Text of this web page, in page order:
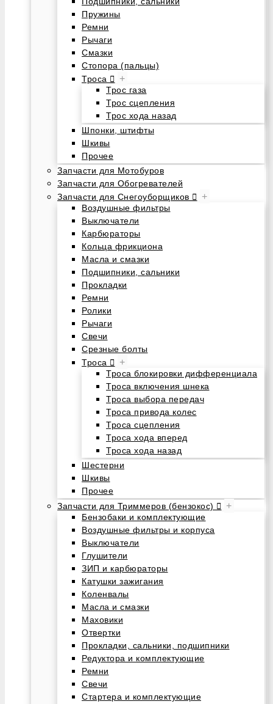
Пружины
Ремни
Рычаги
Смазки
Стопора (пальцы)
Троса
+
Трос газа
Трос сцепления
Трос хода назад
Шпонки, штифты
Шкивы
Прочее
Запчасти для Мотобуров
Запчасти для Обогревателей
Запчасти для Снегоуборщиков
+
Воздушные фильтры
Выключатели
Карбюраторы
Кольца фрикциона
Масла и смазки
Подшипники, сальники
Прокладки
Ремни
Ролики
Рычаги
Свечи
Срезные болты
Троса
+
Троса блокировки дифференциала
Троса включения шнека
Троса выбора передач
Троса привода колес
Троса сцепления
Троса хода вперед
Троса хода назад
Шестерни
Шкивы
Прочее
Запчасти для Триммеров (бензокос)
+
Бензобаки и комплектующие
Воздушные фильтры и корпуса
Выключатели
Глушители
ЗИП и карбюраторы
Катушки зажигания
Коленвалы
Масла и смазки
Маховики
Отвертки
Прокладки, сальники, подшипники
Редуктора и комплектующие
Ремни
Свечи
Стартера и комплектующие